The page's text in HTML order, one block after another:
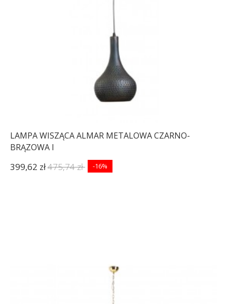
LAMPA WISZĄCA ALMAR METALOWA CZARNO-
BRĄZOWA I
399,62 zł475,74 zł -16%